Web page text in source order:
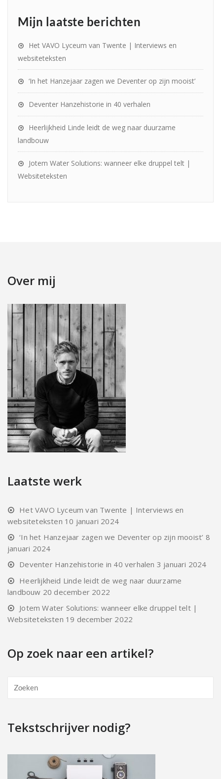
Mijn laatste berichten
Het VAVO Lyceum van Twente | Interviews en
websiteteksten
‘In het Hanzejaar zagen we Deventer op zijn mooist’
Deventer Hanzehistorie in 40 verhalen
Heerlijkheid Linde leidt de weg naar duurzame
landbouw
Jotem Water Solutions: wanneer elke druppel telt |
Websiteteksten
Over mij
Laatste werk
Het VAVO Lyceum van Twente | Interviews en
websiteteksten 10 januari 2024
‘In het Hanzejaar zagen we Deventer op zijn mooist’ 8
januari 2024
Deventer Hanzehistorie in 40 verhalen 3 januari 2024
Heerlijkheid Linde leidt de weg naar duurzame
landbouw 20 december 2022
Jotem Water Solutions: wanneer elke druppel telt |
Websiteteksten 19 december 2022
Op zoek naar een artikel?
Tekstschrijver nodig?